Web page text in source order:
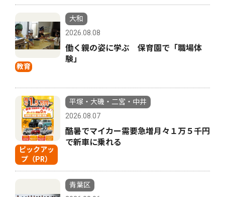
教育
大和
2026.08.08
働く親の姿に学ぶ 保育園で「職場体
験」
ピックアッ
プ（PR）
平塚・大磯・二宮・中井
2026.08.07
酷暑でマイカー需要急増月々１万５千円
で新車に乗れる
青葉区